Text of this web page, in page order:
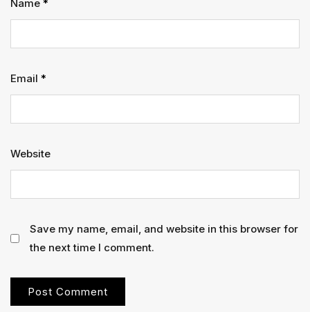
Name *
Email *
Website
Save my name, email, and website in this browser for
the next time I comment.